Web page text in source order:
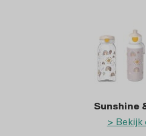
Sunshine
> Bekijk